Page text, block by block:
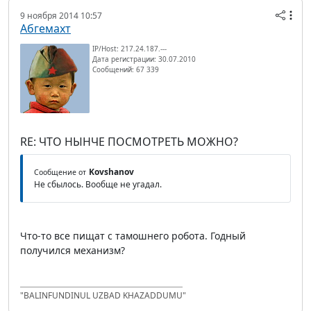
9 ноября 2014 10:57
Абгемахт
IP/Host: 217.24.187.---
Дата регистрации: 30.07.2010
Сообщений: 67 339
RE: ЧТО НЫНЧЕ ПОСМОТРЕТЬ МОЖНО?
Сообщение от Kovshanov
Не сбылось. Вообще не угадал.
Что-то все пищат с тамошнего робота. Годный
получился механизм?
"BALINFUNDINUL UZBAD KHAZADDUMU"